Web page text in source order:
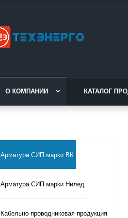
О КОМПАНИИ КАТАЛОГ
Арматура СИП марки ВК
Арматура СИП марки Нилед
Кабельно-проводниковая продукция